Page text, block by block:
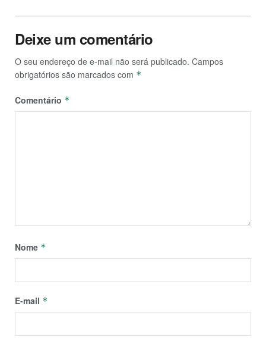
Deixe um comentário
O seu endereço de e-mail não será publicado. Campos
obrigatórios são marcados com *
Comentário *
Nome *
E-mail *